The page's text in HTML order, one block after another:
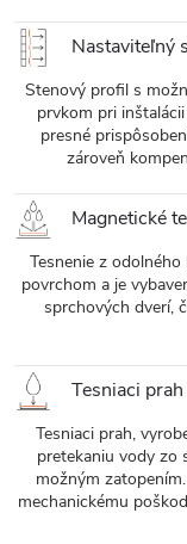
Nastaviteľný
Stenový profil s
prvkom pri
presné
zároveň
Magnetické
Tesnenie z
povrchom a je
sprchových dverí,
Tesniaci prah
Tesniaci prah,
pretekaniu vody zo
možným
mechanickému